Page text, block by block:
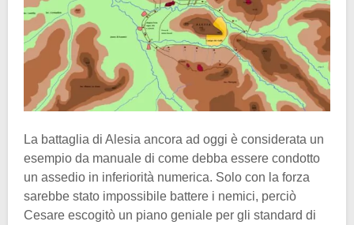
La battaglia di Alesia ancora ad oggi è considerata un
esempio da manuale di come debba essere condotto
un assedio in inferiorità numerica. Solo con la forza
sarebbe stato impossibile battere i nemici, perciò
Cesare escogitò un piano geniale per gli standard di